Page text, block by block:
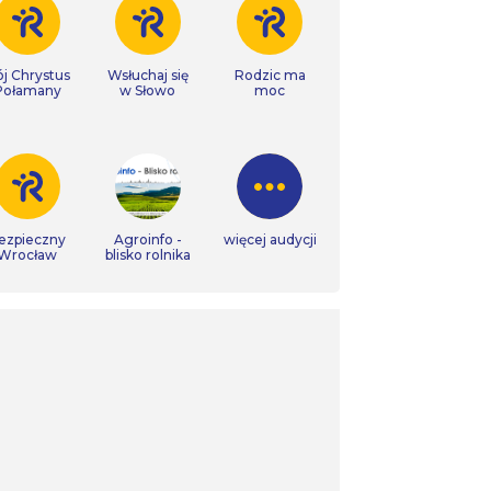
Chrystus
Wsłuchaj się
w Słowo
Rodzic ma
moc
Agroinfo -
blisko rolnika
więcej audycji